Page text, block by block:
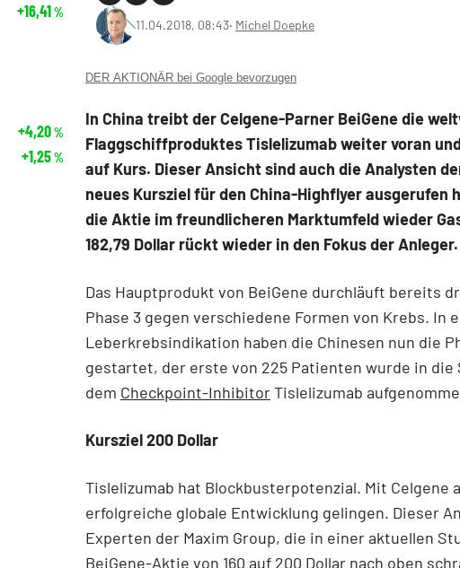
11.04.2018, 08:43‧ Michel Doepke
DER AKTIONÄR bei Google bevorzugen
In China treibt der Celgene-Parner BeiGene die
Flaggschiffproduktes Tislelizumab weiter voran
auf Kurs. Dieser Ansicht sind auch die Analysten
neues Kursziel für den China-Highflyer ausgerufen
die Aktie im freundlicheren Marktumfeld wieder
182,79 Dollar rückt wieder in den Fokus der Anleger.
Das Hauptprodukt von BeiGene durchläuft bereits
Phase 3 gegen verschiedene Formen von Krebs. In
Leberkrebsindikation haben die Chinesen nun die
gestartet, der erste von 225 Patienten wurde in die
dem Checkpoint-InhibitorTislelizumab
Kursziel 200 Dollar
Tislelizumab hat Blockbusterpotenzial. Mit Celgene
erfolgreiche globale Entwicklung gelingen. Dieser
Experten der Maxim Group, die in einer aktuellen
BeiGene-Aktie von 160 auf 200 Dollar nach oben
+16,41%
+4,20%
+1,25%